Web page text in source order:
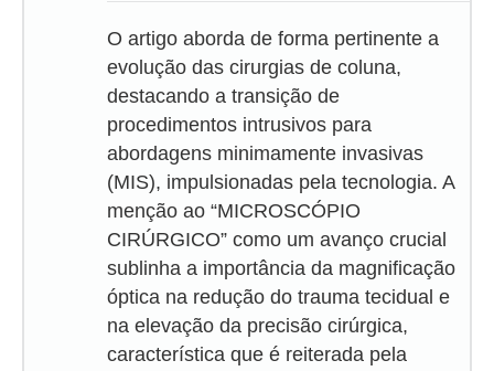
O artigo aborda de forma pertinente a
evolução das cirurgias de coluna,
destacando a transição de
procedimentos intrusivos para
abordagens minimamente invasivas
(MIS), impulsionadas pela tecnologia. A
menção ao “MICROSCÓPIO
CIRÚRGICO” como um avanço crucial
sublinha a importância da magnificação
óptica na redução do trauma tecidual e
na elevação da precisão cirúrgica,
característica que é reiterada pela